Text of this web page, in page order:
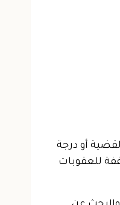
أو درجة
للعقوبات